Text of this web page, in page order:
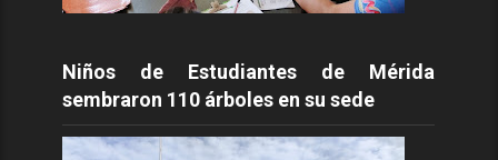
Niños de Estudiantes de Mérida
sembraron 110 árboles en su sede